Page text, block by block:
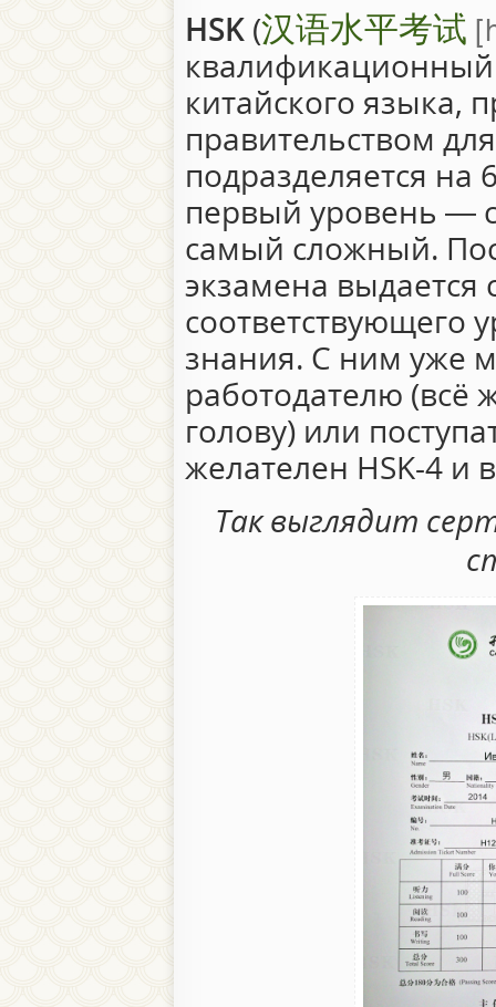
HSK(汉语水平考试
китайского языка,
правительством
подразделяется на
первый уровень —
самый сложный.
экзамена выдается
соответствующего
знания. С ним уже
работодателю (всё
голову) или
желателен HSK-4 и
Так выглядит